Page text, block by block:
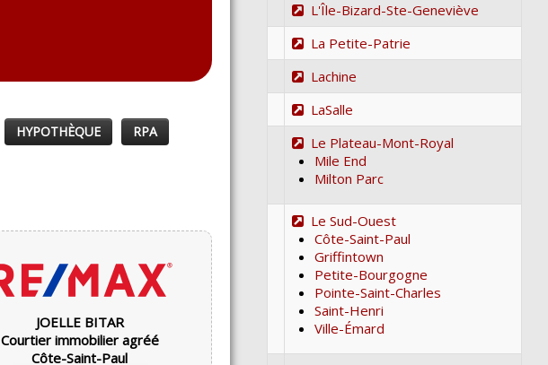
HYPOTHÈQUE RPA
JOELLE BITAR
Courtier immobilier agréé
Côte-Saint-Paul
L'Île-Bizard-Ste-Geneviève
La Petite-Patrie
Lachine
LaSalle
Le Plateau-Mont-Royal
Mile End
Milton Parc
Le Sud-Ouest
Côte-Saint-Paul
Griffintown
Petite-Bourgogne
Pointe-Saint-Charles
Saint-Henri
Ville-Émard